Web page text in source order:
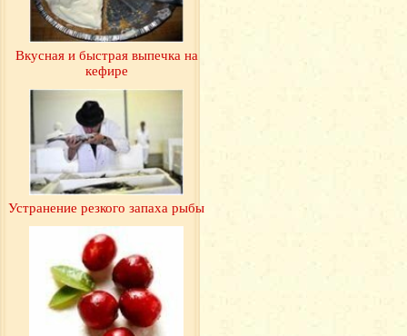
Вкусная и быстрая выпечка на
кефире
Устранение резкого запаха рыбы